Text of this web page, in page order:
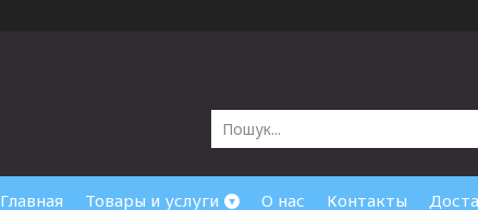
Главная Товары и услуги О нас Контакты